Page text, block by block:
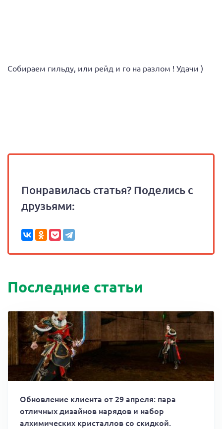
Собираем гильду, или рейд и го на разлом ! Удачи )
Понравилась статья? Поделись с
друзьями:
Последние статьи
Обновление клиента от 29 апреля: пара
отличных дизайнов нарядов и набор
алхимических кристаллов со скидкой.